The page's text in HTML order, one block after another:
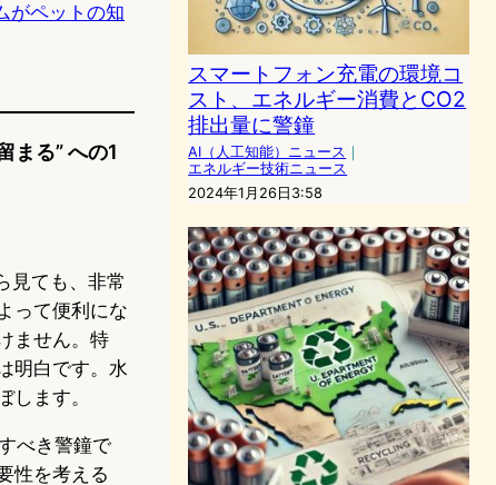
がペットの知
まる” への1
見ても、非常
って便利にな
ません。特
明白です。水
ます。
べき警鐘で
性を考える
スマートフォン充電の環境コ
スト、エネルギー消費とCO2
排出量に警鐘
AI（人工知能）ニュース ｜
エネルギー技術ニュース
2024年1月26日3:58